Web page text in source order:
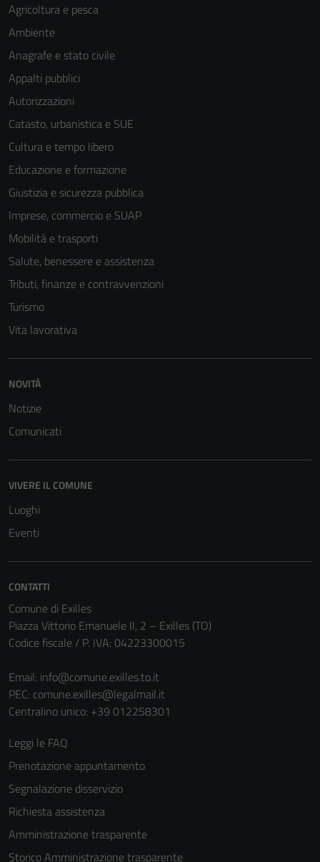
Agricoltura e pesca
Ambiente
Anagrafe e stato civile
Appalti pubblici
Autorizzazioni
Catasto, urbanistica e SUE
Cultura e tempo libero
Educazione e formazione
Giustizia e sicurezza pubblica
Imprese, commercio e SUAP
Mobilità e trasporti
Salute, benessere e assistenza
Tributi, finanze e contravvenzioni
Turismo
Vita lavorativa
NOVITÀ
Notizie
Comunicati
VIVERE IL COMUNE
Luoghi
Eventi
CONTATTI
Comune di Exilles
Piazza Vittorio Emanuele II, 2 – Exilles (TO)
Codice fiscale / P. IVA: 04223300015
Email: info@comune.exilles.to.it
PEC: comune.exilles@legalmail.it
Centralino unico: +39 012258301
Leggi le FAQ
Prenotazione appuntamento
Segnalazione disservizio
Richiesta assistenza
Amministrazione trasparente
Storico Amministrazione trasparente
del sito e non
informazioni